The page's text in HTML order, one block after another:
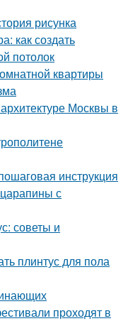
рисунка
как создать
потолок
квартиры
Москвы в
инструкция
с
советы и
плинтус для пола
проходят в